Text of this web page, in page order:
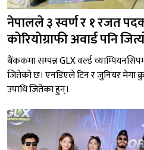
नेपालले ३ स्वर्ण र १ रजत
कोरियोग्राफी अवार्ड पनि
बैंककमा सम्पन्न GLX वर्ल्ड
जितेको छ। एनडिएले टिन र जुनियर मेगा
उपाधि जितेका हुन्।